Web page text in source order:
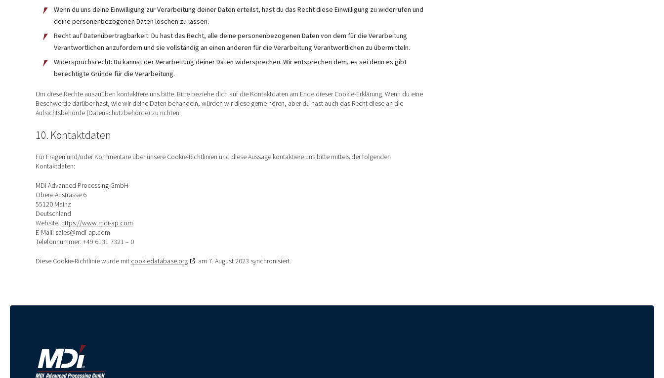
Wenn du uns deine Einwilligung zur Verarbeitung deiner Daten erteilst, hast du das Recht diese Einwilligung zu widerrufen und
deine personenbezogenen Daten löschen zu lassen.
Recht auf Datenübertragbarkeit: Du hast das Recht, alle deine personenbezogenen Daten von dem für die Verarbeitung
Verantwortlichen anzufordern und sie vollständig an einen anderen für die Verarbeitung Verantwortlichen zu übermitteln.
Widerspruchsrecht: Du kannst der Verarbeitung deiner Daten widersprechen. Wir entsprechen dem, es sei denn es gibt
berechtigte Gründe für die Verarbeitung.
Um diese Rechte auszuüben kontaktiere uns bitte. Bitte beziehe dich auf die Kontaktdaten am Ende dieser Cookie-Erklärung. Wenn du eine
Beschwerde darüber hast, wie wir deine Daten behandeln, würden wir diese gerne hören, aber du hast auch das Recht diese an die
Aufsichtsbehörde (Datenschutzbehörde) zu richten.
10. Kontaktdaten
Für Fragen und/oder Kommentare über unsere Cookie-Richtlinien und diese Aussage kontaktiere uns bitte mittels der folgenden
Kontaktdaten:
MDI Advanced Processing GmbH
Obere Austrasse 6
55120 Mainz
Deutschland
Website: https://www.mdi-ap.com
E-Mail: sales@mdi-ap.com
Telefonnummer: +49 6131 7321 – 0
Diese Cookie-Richtlinie wurde mit cookiedatabase.org am 7. August 2023 synchronisiert.